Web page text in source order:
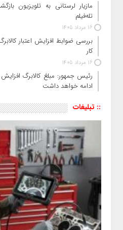
مازیار لرستانی به تلویزیون
تله‌فیلم
16 مرداد 1405
بررسی ضوابط افزایش اعتبار
کار
16 مرداد 1405
رئیس‌ جمهور: مبلغ کالابرگ
ادامه خواهد داشت
:: تبلیغات